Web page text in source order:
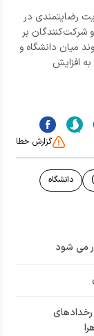
رضایتمندی در
شرکت‌کنندگان بر
میان دانشگاه و
افزایش
گزارش خطا
دانشگاه
می شود